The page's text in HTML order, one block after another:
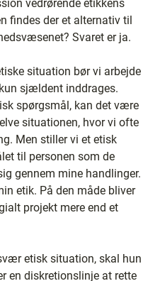
vedrørende etikkens
findes der et alternativ til
Svaret er ja.
situation bør vi arbejde
sjældent inddrages.
spørgsmål, kan det være
situationen, hvor vi ofte
Men stiller vi et etisk
til personen som de
gennem mine handlinger.
etik. På den måde bliver
projekt mere end et
etisk situation, skal hun
en diskretionslinje at rette